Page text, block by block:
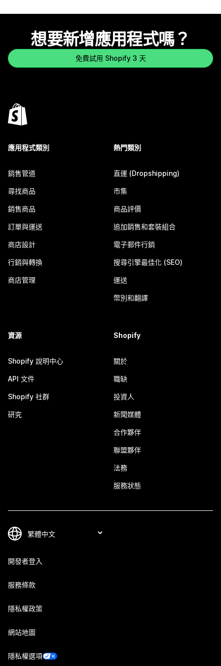
想要新增應用程式嗎？
免費試用 Shopify 3 天
應用程式類別
銷售管道
尋找商品
銷售商品
訂單與運送
商店設計
行銷與轉換
商店管理
熱門類別
直運 (Dropshipping)
市集
商品評價
追加銷售和套裝組合
電子郵件行銷
搜尋引擎最佳化 (SEO)
運送
幣別和翻譯
資源
Shopify 說明中心
API 文件
Shopify 社群
研究
Shopify
關於
職缺
投資人
新聞媒體
合作夥伴
聯盟夥伴
法務
服務狀態
開發者登入
服務條款
隱私權政策
網站地圖
隱私權選項